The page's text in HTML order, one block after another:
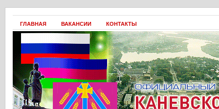
ГЛАВНАЯ ВАКАНСИИ КОНТАКТЫ